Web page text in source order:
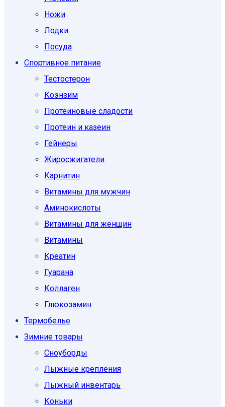
Ножи
Лодки
Посуда
Спортивное питание
Тестостерон
Коэнзим
Протеиновые сладости
Протеин и казеин
Гейнеры
Жиросжигатели
Карнитин
Витамины для мужчин
Аминокислоты
Витамины для женщин
Витамины
Креатин
Гуарана
Коллаген
Глюкозамин
Термобелье
Зимние товары
Сноуборды
Лыжные крепления
Лыжный инвентарь
Коньки